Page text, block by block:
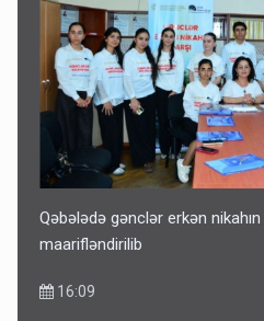
Qəbələdə gənclər erkən
maarifləndirilib
16:09